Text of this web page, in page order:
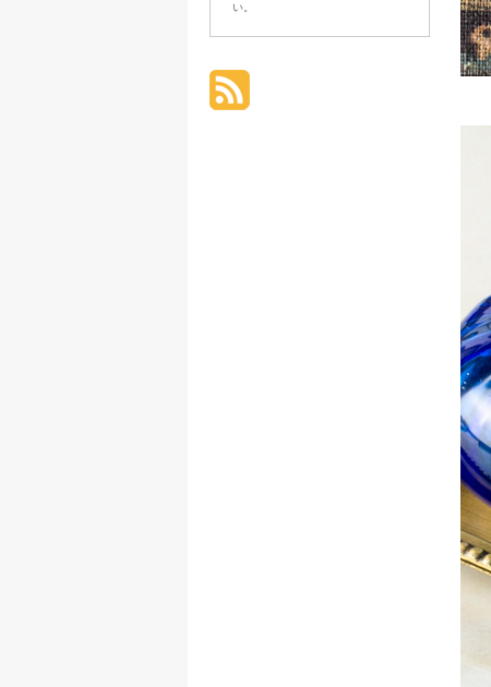
い。